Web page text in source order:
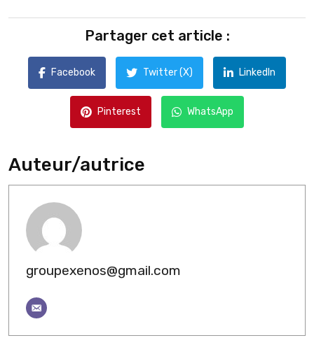
Partager cet article :
Facebook Twitter (X) LinkedIn
Pinterest WhatsApp
Auteur/autrice
groupexenos@gmail.com